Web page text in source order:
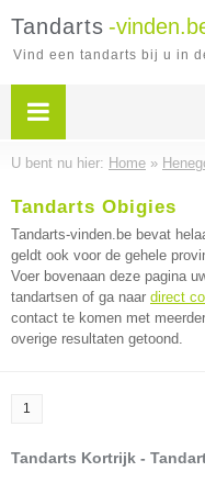
Tandarts -
Vind een tandarts bij u in
U bent nu hier: Home »
Tandarts Obigies
Tandarts-vinden.be bevat
geldt ook voor de gehele
Voer bovenaan deze pagina
tandartsen of ga naar direct
contact te komen met
overige resultaten getoond.
1
Tandarts Kortrijk -